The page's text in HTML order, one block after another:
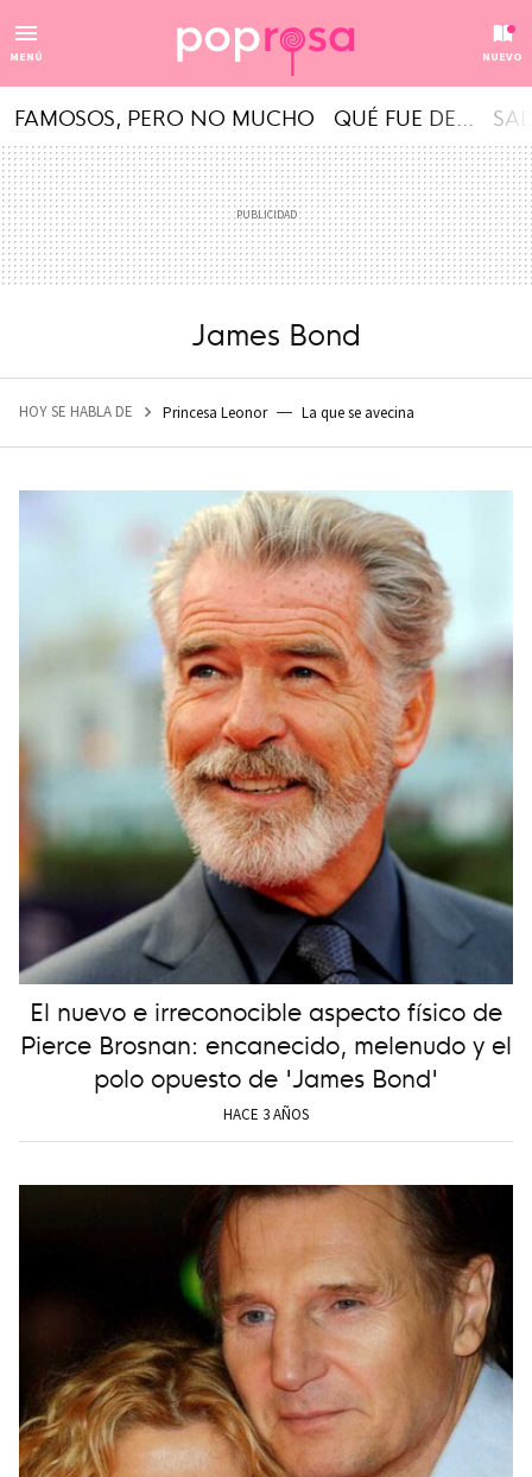
MENÚ NUEVO
FAMOSOS, PERO NO MUCHO QUÉ FUE DE...
James Bond
HOY SE HABLA DE Princesa Leonor La que se avecina
El nuevo e irreconocible aspecto físico de
Pierce Brosnan: encanecido, melenudo y el
polo opuesto de 'James Bond'
HACE 3 AÑOS